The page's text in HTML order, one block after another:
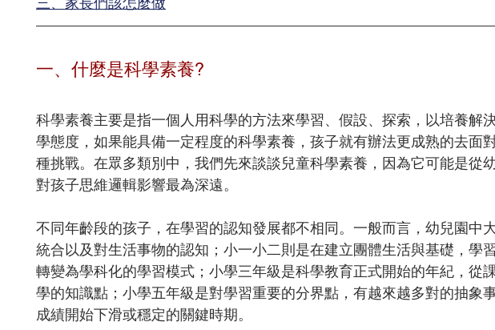
一、什麼是科學素養?
科學素養主要是指一個人用科學的方法來學習、假設、探索，以培養解
學態度，如果能具備一定程度的科學素養，孩子就有辦法更成熟的去面
種挑戰。在眾多類別中， 我們先來談談兒童科學素養，因為它可能是從
對孩子思維邏輯影響最為深遠。
不同年齡段的孩子，在學習的認知發展都不相同。 一般而言，幼兒園中
統合以及對生活事物的認知；小一小二則是在建立團體生活與基礎，學
轉變為學科化的學習模式；小學三年級是科學教育正式開始的年紀，從
學的知識點；小學五年級是對學習重要的分界點，有越來越多對的抽象
成績開始下滑或穩定的關鍵時期。